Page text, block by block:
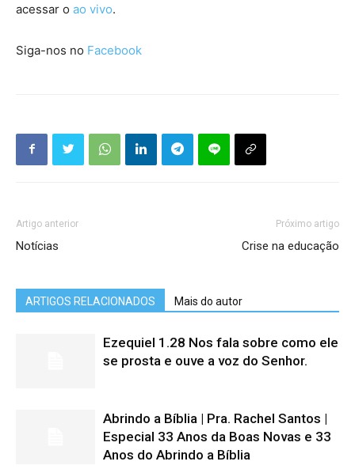
acessar o ao vivo.
Siga-nos no Facebook
Artigo anterior
Notícias
Próximo artigo
Crise na educação
ARTIGOS RELACIONADOS Mais do autor
Ezequiel 1.28 Nos fala sobre como ele
se prosta e ouve a voz do Senhor.
Abrindo a Bíblia | Pra. Rachel Santos |
Especial 33 Anos da Boas Novas e 33
Anos do Abrindo a Bíblia